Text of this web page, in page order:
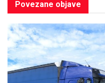
Povezane objave